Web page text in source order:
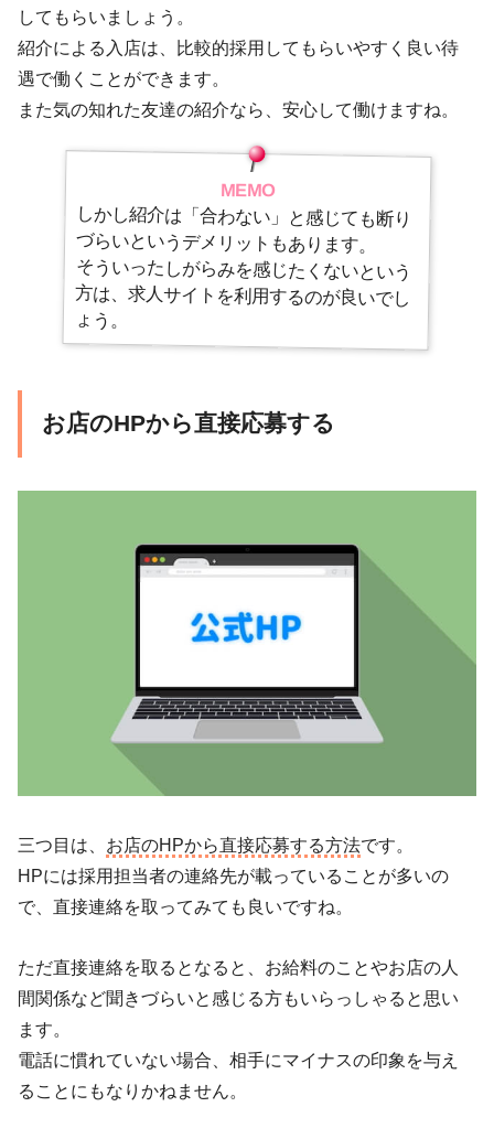
してもらいましょう。
紹介による入店は、比較的採用してもらいやすく良い待
遇で働くことができます。
また気の知れた友達の紹介なら、安心して働けますね。
MEMO
しかし紹介は「合わない」と感じても断り
づらいというデメリットもあります。
そういったしがらみを感じたくないという
方は、求人サイトを利用するのが良いでし
ょう。
お店のHPから直接応募する
三つ目は、 お店のHPから直接応募する方法です。
HPには採用担当者の連絡先が載っていることが多いの
で、直接連絡を取ってみても良いですね。
ただ直接連絡を取るとなると、お給料のことやお店の人
間関係など聞きづらいと感じる方もいらっしゃると思い
ます。
電話に慣れていない場合、相手にマイナスの印象を与え
ることにもなりかねません。